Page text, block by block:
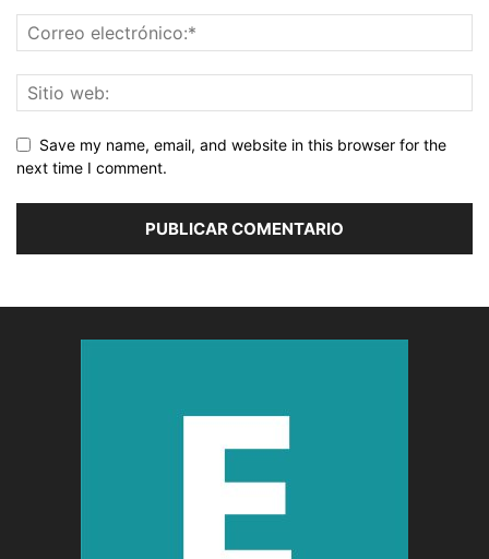
Save my name, email, and website in this browser for the
next time I comment.